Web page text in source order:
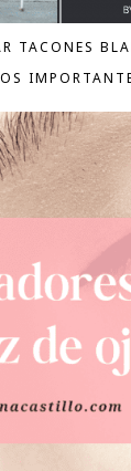
TACONES